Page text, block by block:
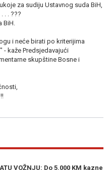
za sudiju Ustavnog suda BiH,
. . ???
BiH.
i neće birati po kriterijima
kaže Predsjedavajući
skupštine Bosne i
Vidović ne otkriva ko stoji iza